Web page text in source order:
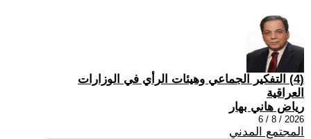
(4) التفكير الجماعي وهيئات الرأي في الوزارات
العراقية
رياض هاني بهار
2026 / 8 / 6
المجتمع المدني